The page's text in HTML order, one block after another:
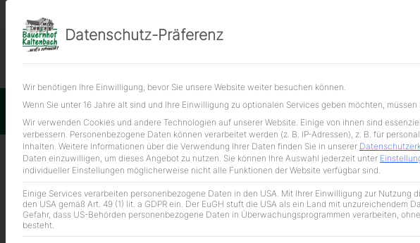
Impressum
Datenschutz-Präferenz
Wir benötigen Ihre Einwilligung, bevor Sie unsere Website weiter besuchen können.
Wenn Sie unter 16 Jahre alt sind und Ihre Einwilligung zu optionalen Services geben möchten,
Wir verwenden Cookies und andere Technologien auf unserer Website. Einige von ihnen sind
verbessern. Personenbezogene Daten können verarbeitet werden (z. B. IP-Adressen), z. B. für
Inhalten. Weitere Informationen über die Verwendung Ihrer Daten finden Sie in unserer
Daten einzuwilligen, um dieses Angebot zu nutzen. Sie können Ihre Auswahl jederzeit unter
individueller Einstellungen möglicherweise nicht alle Funktionen der Website verfügbar sind.
Einige Services verarbeiten personenbezogene Daten in den USA. Mit Ihrer Einwilligung zur Nutzung
den USA gemäß Art. 49 (1) lit. a GDPR ein. Der EuGH stuft die USA als ein Land mit
Gefahr, dass US-Behörden personenbezogene Daten in Überwachungsprogrammen verarbeiten,
besteht.